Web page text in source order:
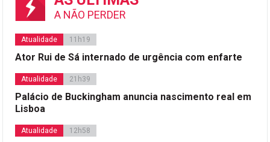
A NÃO PERDER
Atualidade 11h19
Ator Rui de Sá internado de urgência com enfarte
Atualidade 21h39
Palácio de Buckingham anuncia nascimento real em
Lisboa
Atualidade 12h58